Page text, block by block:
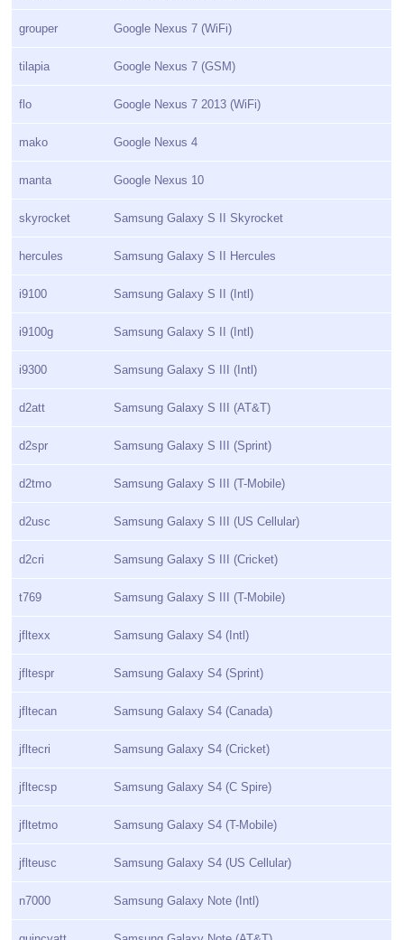
grouper Google Nexus 7 (WiFi)
tilapia Google Nexus 7 (GSM)
flo Google Nexus 7 2013 (WiFi)
mako Google Nexus 4
manta Google Nexus 10
skyrocket Samsung Galaxy S II Skyrocket
hercules Samsung Galaxy S II Hercules
i9100 Samsung Galaxy S II (Intl)
i9100g Samsung Galaxy S II (Intl)
i9300 Samsung Galaxy S III (Intl)
d2att Samsung Galaxy S III (AT&T)
d2spr Samsung Galaxy S III (Sprint)
d2tmo Samsung Galaxy S III (T-Mobile)
d2usc Samsung Galaxy S III (US Cellular)
d2cri Samsung Galaxy S III (Cricket)
t769 Samsung Galaxy S III (T-Mobile)
jfltexx Samsung Galaxy S4 (Intl)
jfltespr Samsung Galaxy S4 (Sprint)
jfltecan Samsung Galaxy S4 (Canada)
jfltecri Samsung Galaxy S4 (Cricket)
jfltecsp Samsung Galaxy S4 (C Spire)
jfltetmo Samsung Galaxy S4 (T-Mobile)
jflteusc Samsung Galaxy S4 (US Cellular)
n7000 Samsung Galaxy Note (Intl)